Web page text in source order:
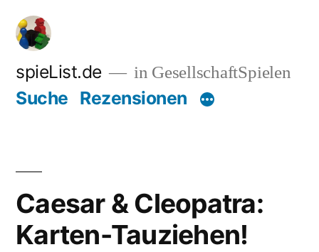
Zum
Inhalt
springen
spieList.de in GesellschaftSpielen
Suche Rezensionen
Caesar & Cleopatra:
Karten-Tauziehen!